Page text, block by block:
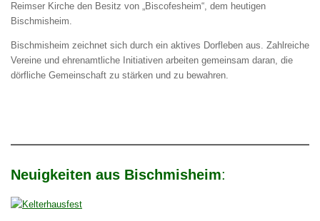
Reimser Kirche den Besitz von „Biscofesheim“, dem heutigen
Bischmisheim.
Bischmisheim zeichnet sich durch ein aktives Dorfleben aus. Zahlreiche
Vereine und ehrenamtliche Initiativen arbeiten gemeinsam daran, die
dörfliche Gemeinschaft zu stärken und zu bewahren.
Neuigkeiten aus Bischmisheim: